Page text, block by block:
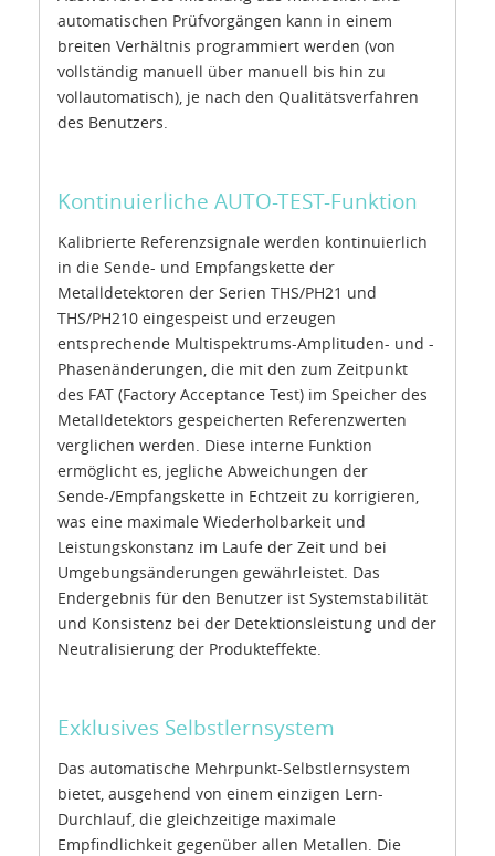
automatischen Prüfvorgängen kann in einem
breiten Verhältnis programmiert werden (von
vollständig manuell über manuell bis hin zu
vollautomatisch), je nach den Qualitätsverfahren
des Benutzers.
Kontinuierliche AUTO-TEST-Funktion
Kalibrierte Referenzsignale werden kontinuierlich
in die Sende- und Empfangskette der
Metalldetektoren der Serien THS/PH21 und
THS/PH210 eingespeist und erzeugen
entsprechende Multispektrums-Amplituden- und -
Phasenänderungen, die mit den zum Zeitpunkt
des FAT (Factory Acceptance Test) im Speicher des
Metalldetektors gespeicherten Referenzwerten
verglichen werden. Diese interne Funktion
ermöglicht es, jegliche Abweichungen der
Sende-/Empfangskette in Echtzeit zu korrigieren,
was eine maximale Wiederholbarkeit und
Leistungskonstanz im Laufe der Zeit und bei
Umgebungsänderungen gewährleistet. Das
Endergebnis für den Benutzer ist Systemstabilität
und Konsistenz bei der Detektionsleistung und der
Neutralisierung der Produkteffekte.
Exklusives Selbstlernsystem
Das automatische Mehrpunkt-Selbstlernsystem
bietet, ausgehend von einem einzigen Lern-
Durchlauf, die gleichzeitige maximale
Empfindlichkeit gegenüber allen Metallen. Die